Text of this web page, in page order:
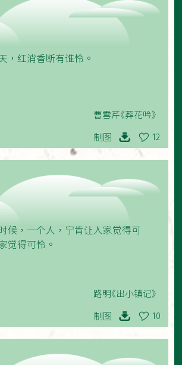
，红消香断有谁怜。
曹雪芹《葬花吟》
制图 12
候，一个人，宁肯让人家觉得可
觉得可怜。
路明《出小镇记》
制图 10